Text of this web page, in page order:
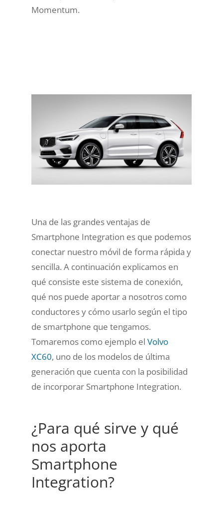
Momentum.
Una de las grandes ventajas de
Smartphone Integration es que podemos
conectar nuestro móvil de forma rápida y
sencilla. A continuación explicamos en
qué consiste este sistema de conexión,
qué nos puede aportar a nosotros como
conductoresy cómo usarlo según el tipo
de smartphone que tengamos.
Tomaremos como ejemplo el Volvo
XC60, uno de los modelos de última
generación que cuenta con la posibilidad
de incorporar Smartphone Integration.
¿Para qué sirve y qué
nos aporta
Smartphone
Integration?